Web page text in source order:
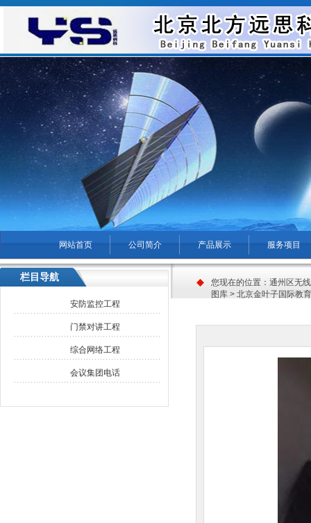
网站首页 公司简介 产品展示
服务项目
菜单名称
您现在的位置： 通州区无
图库 > 北京金叶子国际教
栏目导航
安防监控工程
门禁对讲工程
综合网络工程
会议集团电话